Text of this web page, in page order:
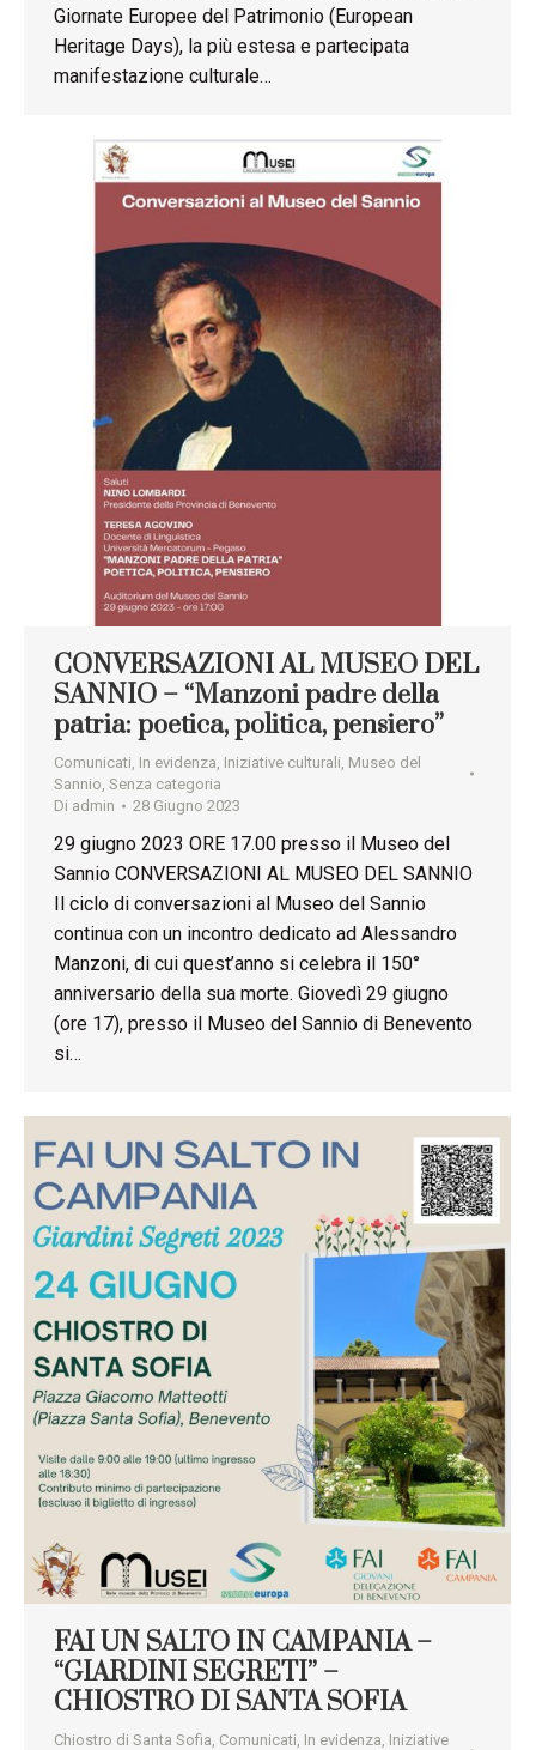
Giornate Europee del Patrimonio (European
Heritage Days), la più estesa e partecipata
manifestazione culturale…
CONVERSAZIONI AL MUSEO DEL
SANNIO – “Manzoni padre della
patria: poetica, politica, pensiero”
Comunicati, In evidenza, Iniziative culturali, Museo del
Sannio, Senza categoria
Di admin 28 Giugno 2023
29 giugno 2023 ORE 17.00 presso il Museo del
Sannio CONVERSAZIONI AL MUSEO DEL SANNIO
Il ciclo di conversazioni al Museo del Sannio
continua con un incontro dedicato ad Alessandro
Manzoni, di cui quest’anno si celebra il 150°
anniversario della sua morte. Giovedì 29 giugno
(ore 17), presso il Museo del Sannio di Benevento
si…
FAI UN SALTO IN CAMPANIA –
“GIARDINI SEGRETI” –
CHIOSTRO DI SANTA SOFIA
Chiostro di Santa Sofia, Comunicati, In evidenza, Iniziative